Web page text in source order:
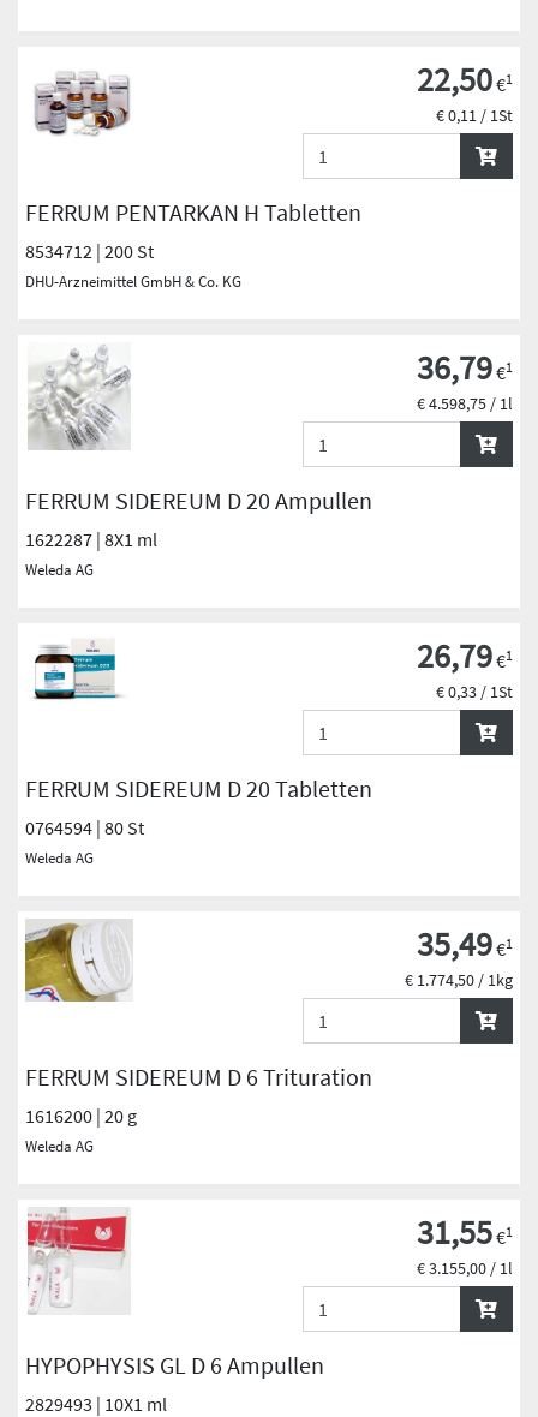
FERRUM PENTARKAN H Tabletten
8534712 | 200 St
DHU-Arzneimittel GmbH & Co. KG
22,50€1
€ 0,11 / 1St
FERRUM SIDEREUM D 20 Ampullen
1622287 | 8X1 ml
Weleda AG
36,79€1
€ 4.598,75 / 1l
FERRUM SIDEREUM D 20 Tabletten
0764594 | 80 St
Weleda AG
26,79€1
€ 0,33 / 1St
FERRUM SIDEREUM D 6 Trituration
1616200 | 20 g
Weleda AG
35,49€1
€ 1.774,50 / 1kg
HYPOPHYSIS GL D 6 Ampullen
2829493 | 10X1 ml
31,55€1
€ 3.155,00 / 1l